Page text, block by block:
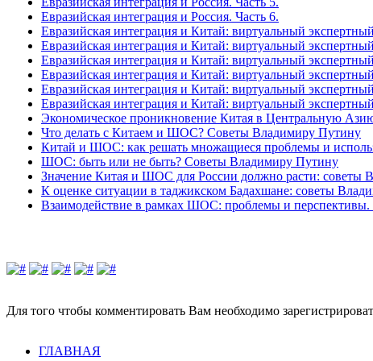
Евразийская интеграция и Россия. Часть 6.
Евразийская интеграция и Китай: виртуальный
Евразийская интеграция и Китай: виртуальный
Евразийская интеграция и Китай: виртуальный
Евразийская интеграция и Китай: виртуальный
Евразийская интеграция и Китай: виртуальный
Евразийская интеграция и Китай: виртуальный
Экономическое проникновение Китая в Центральную
Что делать с Китаем и ШОС? Советы Владимиру Путину
Китай и ШОС: как решать множащиеся проблемы и
ШОС: быть или не быть? Советы Владимиру Путину
Значение Китая и ШОС для России должно расти: советы
К оценке ситуации в таджикском Бадахшане: советы
Взаимодействие в рамках ШОС: проблемы и
Для того чтобы комментировать Вам необходимо
ГЛАВНАЯ